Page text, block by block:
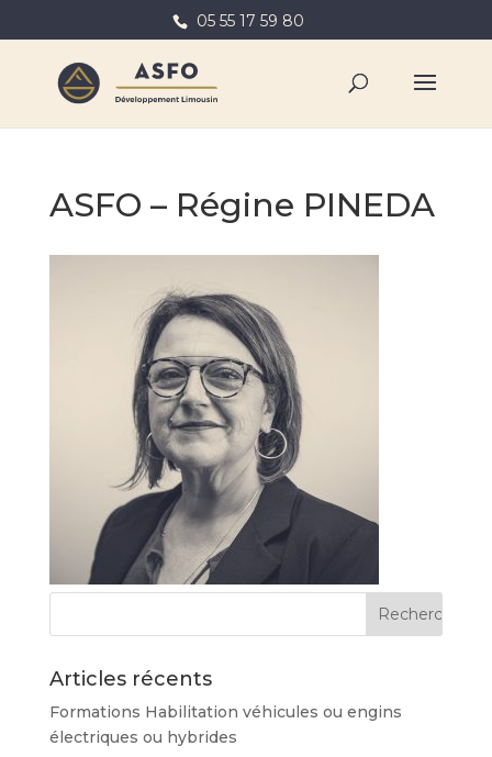
05 55 17 59 80
ASFO – Régine PINEDA
Articles récents
Formations Habilitation véhicules ou engins
électriques ou hybrides